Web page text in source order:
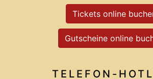
Tickets online
Gutscheine online
TELEFON-